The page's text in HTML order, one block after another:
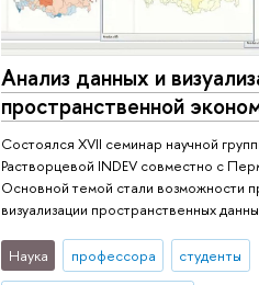
Анализ данных и
пространственной
Состоялся XVII семинар научной
Растворцевой INDEV совместно с
Основной темой стали возможности
визуализации пространственных
Наука профессора студенты